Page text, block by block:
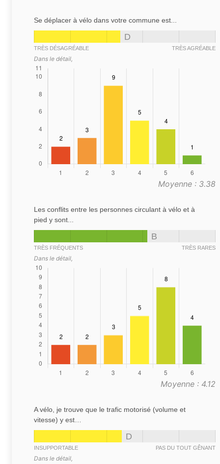
Se déplacer à vélo dans votre commune est...
D
TRÈS DÉSAGRÉABLE TRÈS AGRÉABLE
Dans le détail,
Moyenne : 3.38
Les conflits entre les personnes circulant à vélo et à
pied y sont...
B
TRÈS FRÉQUENTS TRÈS RARES
Dans le détail,
Moyenne : 4.12
A vélo, je trouve que le trafic motorisé (volume et
vitesse) y est…
D
INSUPPORTABLE PAS DU TOUT GÊNANT
Dans le détail,